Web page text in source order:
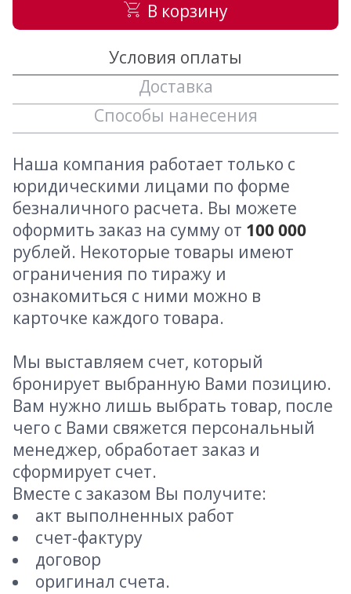
В корзину
Условия оплаты
Доставка
Способы нанесения
Наша компания работает только с
юридическими лицами по форме
безналичного расчета. Вы можете
оформить заказ на сумму от 100 000
рублей. Некоторые товары имеют
ограничения по тиражу и
ознакомиться с ними можно в
карточке каждого товара.
Мы выставляем счет, который
бронирует выбранную Вами позицию.
Вам нужно лишь выбрать товар, после
чего с Вами свяжется персональный
менеджер, обработает заказ и
сформирует счет.
Вместе с заказом Вы получите:
акт выполненных работ
счет-фактуру
договор
оригинал счета.